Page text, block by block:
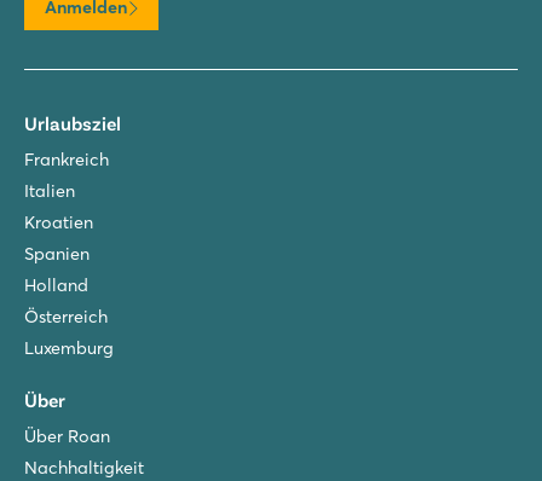
Anmelden
Urlaubsziel
Frankreich
Italien
Kroatien
Spanien
Holland
Österreich
Luxemburg
Über
Über Roan
Nachhaltigkeit